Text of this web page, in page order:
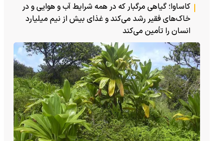
کاساوا؛ گیاهی مرگبار که در همه شرایط آب و هوایی و در
خاک‌های فقیر رشد می‌کند و غذای بیش از نیم میلیارد
انسان را تأمین می‌کند